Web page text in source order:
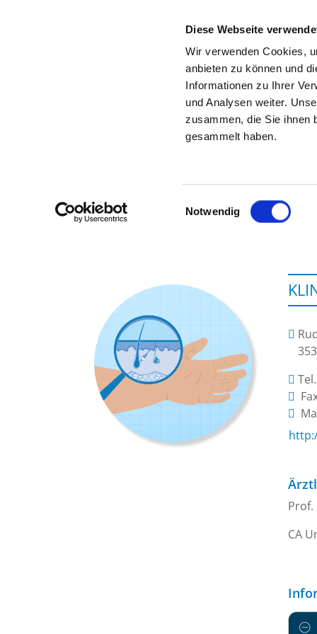
Diese Webseite
Wir verwenden Cookies,
anbieten zu können und
Informationen zu Ihrer
und Analysen weiter.
zusammen, die Sie ihnen
gesammelt haben.
Einwilligungsauswahl
Notwendig
Zur Krankenhaus-Startseite
Prof.
CA